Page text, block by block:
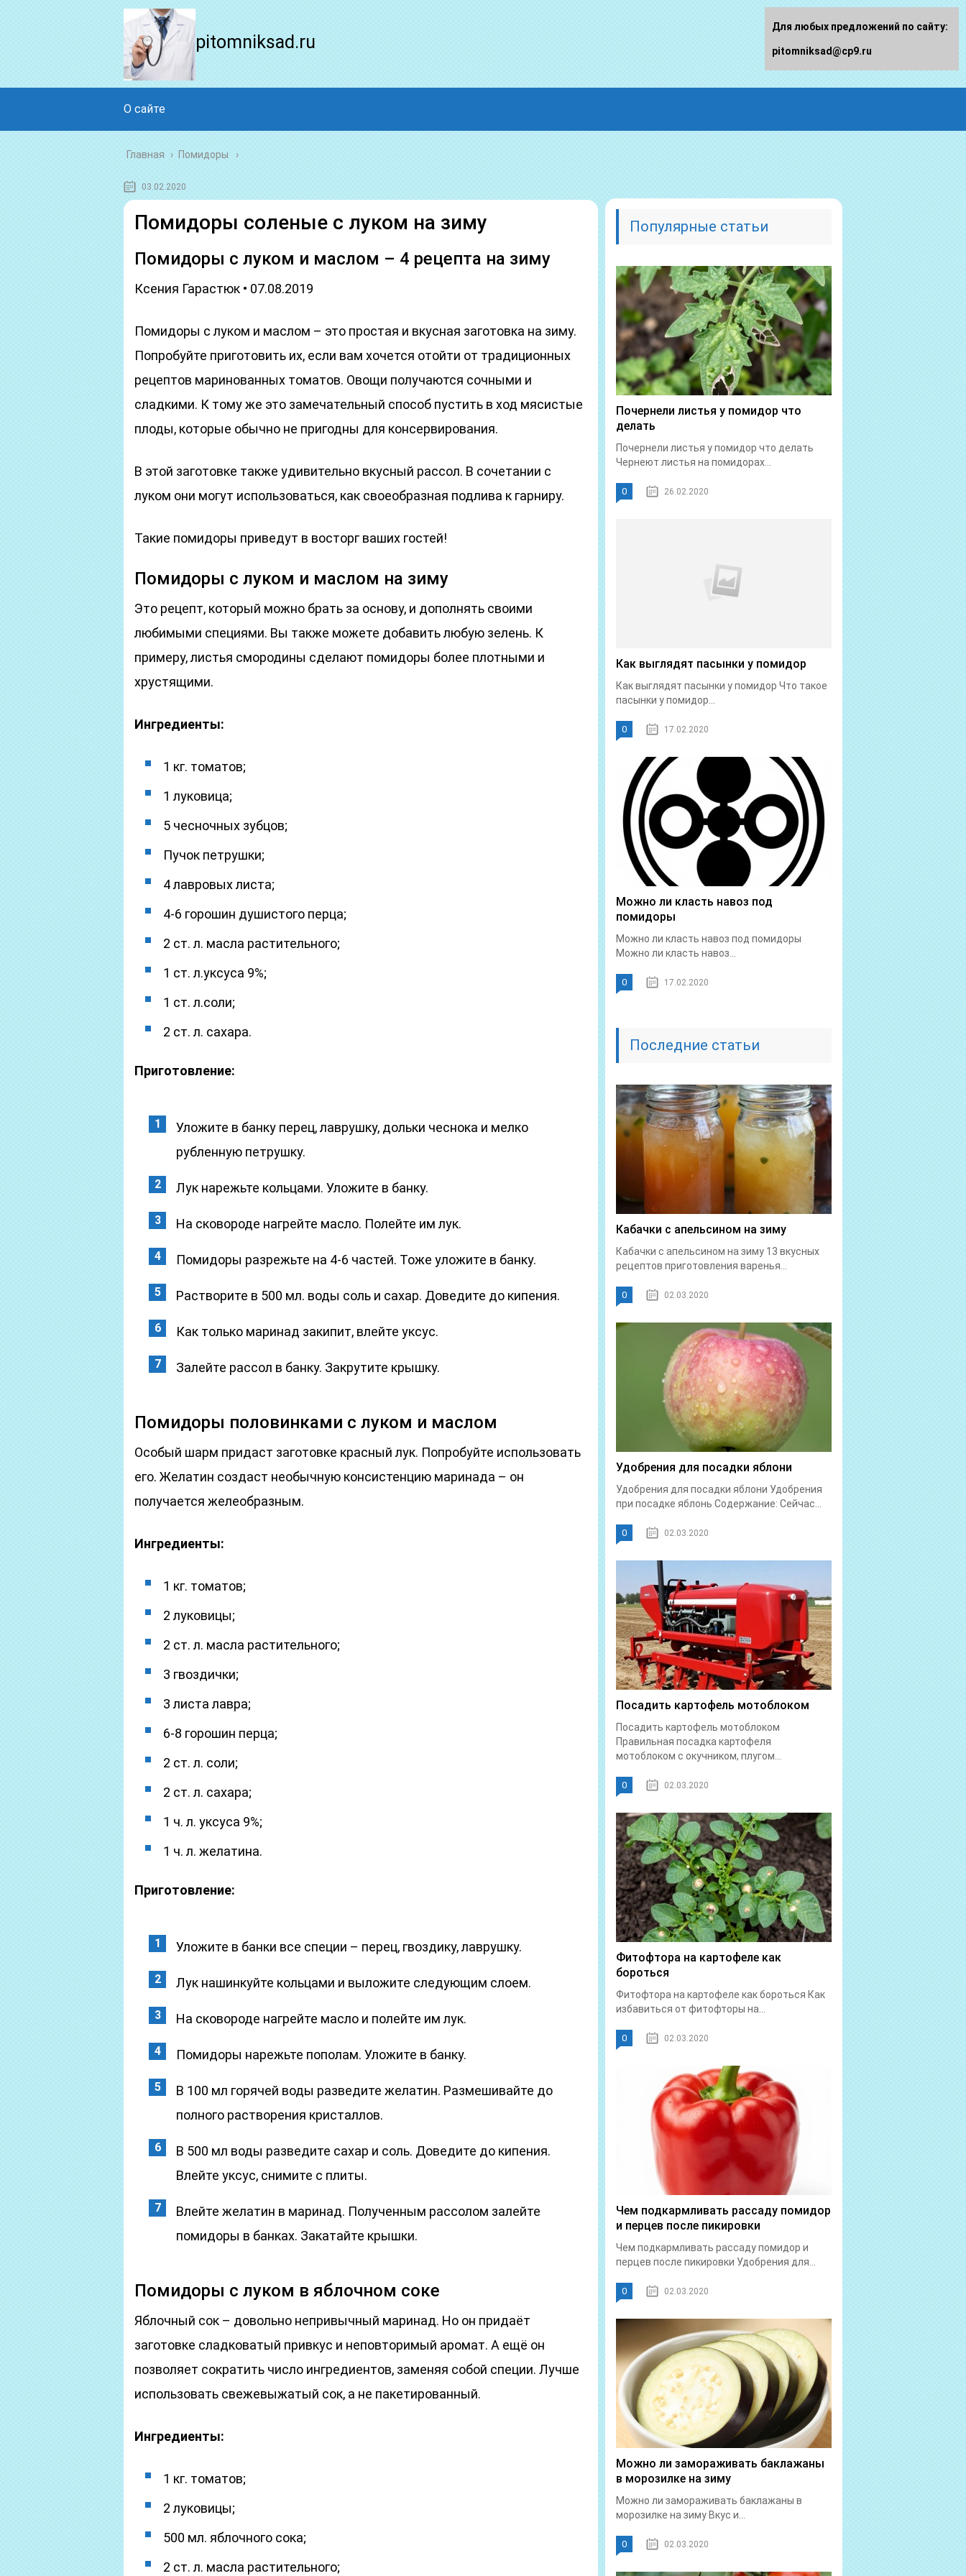
pitomniksad.ru
О сайте
Главная › Помидоры
03.02.2020
Помидоры соленые с луком на зиму
Помидоры с луком и маслом – 4 рецепта на зиму
Ксения Гарастюк • 07.08.2019
Помидоры с луком и маслом – это простая и вкусная заготовка на зиму.
Попробуйте приготовить их, если вам хочется отойти от традиционных
рецептов маринованных томатов. Овощи получаются сочными и
сладкими. К тому же это замечательный способ пустить в ход мясистые
плоды, которые обычно не пригодны для консервирования.
В этой заготовке также удивительно вкусный рассол. В сочетании с
луком они могут использоваться, как своеобразная подлива к гарниру.
Такие помидоры приведут в восторг ваших гостей!
Помидоры с луком и маслом на зиму
Это рецепт, который можно брать за основу, и дополнять своими
любимыми специями. Вы также можете добавить любую зелень. К
примеру, листья смородины сделают помидоры более плотными и
хрустящими.
Ингредиенты:
1 кг. томатов;
1 луковица;
5 чесночных зубцов;
Пучок петрушки;
4 лавровых листа;
4-6 горошин душистого перца;
2 ст. л. масла растительного;
1 ст. л.уксуса 9%;
1 ст. л.соли;
2 ст. л. сахара.
Приготовление:
Уложите в банку перец, лаврушку, дольки чеснока и мелко
рубленную петрушку.
Лук нарежьте кольцами. Уложите в банку.
На сковороде нагрейте масло. Полейте им лук.
Помидоры разрежьте на 4-6 частей. Тоже уложите в банку.
Растворите в 500 мл. воды соль и сахар. Доведите до кипения.
Как только маринад закипит, влейте уксус.
Залейте рассол в банку. Закрутите крышку.
Помидоры половинками с луком и маслом
Особый шарм придаст заготовке красный лук. Попробуйте использовать
его. Желатин создаст необычную консистенцию маринада – он
получается желеобразным.
Ингредиенты:
1 кг. томатов;
2 луковицы;
2 ст. л. масла растительного;
3 гвоздички;
3 листа лавра;
6-8 горошин перца;
2 ст. л. соли;
2 ст. л. сахара;
1 ч. л. уксуса 9%;
1 ч. л. желатина.
Приготовление:
Уложите в банки все специи – перец, гвоздику, лаврушку.
Лук нашинкуйте кольцами и выложите следующим слоем.
На сковороде нагрейте масло и полейте им лук.
Помидоры нарежьте пополам. Уложите в банку.
В 100 мл горячей воды разведите желатин. Размешивайте до
полного растворения кристаллов.
В 500 мл воды разведите сахар и соль. Доведите до кипения.
Влейте уксус, снимите с плиты.
Влейте желатин в маринад. Полученным рассолом залейте
помидоры в банках. Закатайте крышки.
Помидоры с луком в яблочном соке
Яблочный сок – довольно непривычный маринад. Но он придаёт
заготовке сладковатый привкус и неповторимый аромат. А ещё он
позволяет сократить число ингредиентов, заменяя собой специи. Лучше
использовать свежевыжатый сок, а не пакетированный.
Ингредиенты:
1 кг. томатов;
2 луковицы;
500 мл. яблочного сока;
2 ст. л. масла растительного;
Популярные статьи
Почернели листья у помидор что
делать
Почернели листья у помидор что делать
Чернеют листья на помидорах...
0 26.02.2020
Как выглядят пасынки у помидор
Как выглядят пасынки у помидор Что такое
пасынки у помидор...
0 17.02.2020
Можно ли класть навоз под
помидоры
Можно ли класть навоз под помидоры
Можно ли класть навоз...
0 17.02.2020
Последние статьи
Кабачки с апельсином на зиму
Кабачки с апельсином на зиму 13 вкусных
рецептов приготовления варенья...
0 02.03.2020
Удобрения для посадки яблони
Удобрения для посадки яблони Удобрения
при посадке яблонь Содержание: Сейчас...
0 02.03.2020
Посадить картофель мотоблоком
Посадить картофель мотоблоком
Правильная посадка картофеля
мотоблоком с окучником, плугом...
0 02.03.2020
Фитофтора на картофеле как
бороться
Фитофтора на картофеле как бороться Как
избавиться от фитофторы на...
0 02.03.2020
Чем подкармливать рассаду помидор
и перцев после пикировки
Чем подкармливать рассаду помидор и
перцев после пикировки Удобрения для...
0 02.03.2020
Можно ли замораживать баклажаны
в морозилке на зиму
Можно ли замораживать баклажаны в
морозилке на зиму Вкус и...
0 02.03.2020
Для любых предложений по сайту:
pitomniksad@cp9.ru